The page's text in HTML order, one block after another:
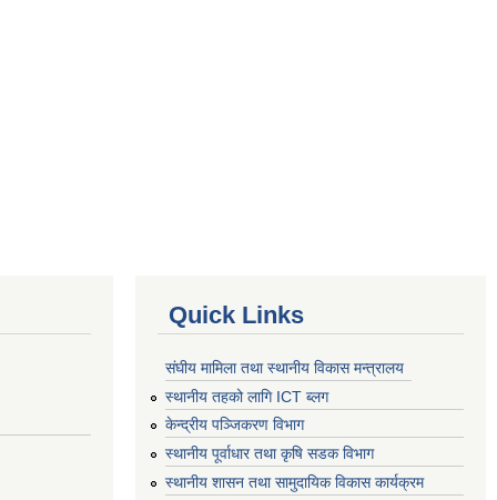
Quick Links
संघीय मामिला तथा स्थानीय विकास मन्त्रालय
स्थानीय तहको लागि ICT ब्लग
केन्द्रीय पञ्जिकरण विभाग
स्थानीय पूर्वाधार तथा कृषि सडक विभाग
स्थानीय शासन तथा सामुदायिक विकास कार्यक्रम